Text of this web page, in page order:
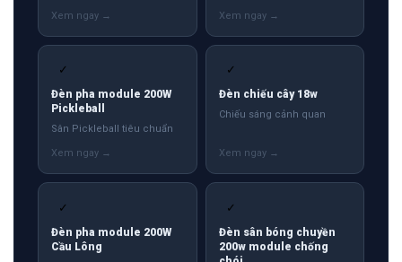
✓
Đèn pha module 200W
Pickleball
Sân Pickleball tiêu chuẩn
✓
Đèn chiếu cây 18w
Chiếu sáng cảnh quan
✓
Đèn pha module 200W
Cầu Lông
✓
Đèn sân bóng chuyền
200w module chống